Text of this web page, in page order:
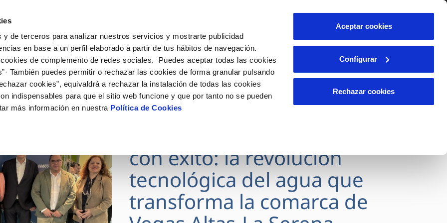
y de terceros para analizar nuestros servicios y mostrarte publicidad
en base a un perfil elaborado a partir de tus hábitos de navegación.
de complemento de redes sociales. Puedes aceptar todas las cookies
También puedes permitir o rechazar las cookies de forma granular pulsando
cookies”, equivaldrá a rechazar la instalación de todas las cookies
indispensables para que el sitio web funcione y que por tanto no se pueden
más información en nuestra Política de Cookies
Aceptar cookies
Configurar
Rechazar cookies
Online
de titular
de suministro
MODIFICACIÓN DE DATOS
Actualizar datos bancarios
Actualizar datos de domicilio
INCIDENCIAS
Comunica anomalías o posibles
VER TODAS LAS GESTIONES
Tu Servicio
AL CLIENTE
de contacto
de fuga interior
COMPROMISO DE SERVICIO
Carta de compromisos
Customer Counsel (Defensa del
Tu Agua
calidad del agua
CUIDADOS DEL AGUA
Consejos de ahorro
Conócenos
COMPROMISOS
ambiente
Área de clientes
29 JUN 2026
con éxito: la revolución
tecnológica del agua que
transforma la comarca de